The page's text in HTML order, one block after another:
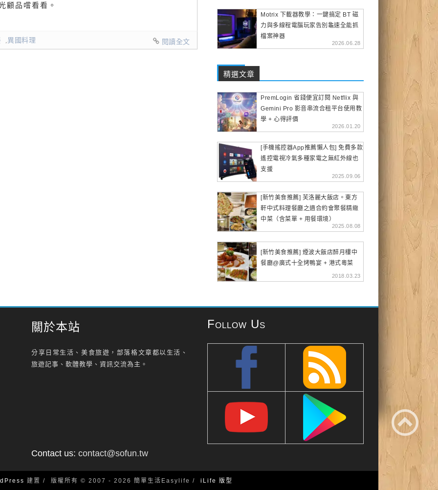
顧品嚐看看。
異國料理 閱讀全文
Motrix 下載器教學：一鍵搞定 BT 磁
力與多線程電腦玩家告別龜速全能抓
檔案神器
2026.06.28
精選文章
PremLogin 省錢便宜訂閱 Netflix 與
Gemini Pro 影音串流合租平台使用教
學 + 心得評價
2026.01.20
[手機搖控器App推薦懶人包] 免費多款
遙控電視冷氣多種家電之無紅外線也
支援
2025.09.06
[新竹美食推薦] 芙洛麗大飯店。東方
軒中式料理餐廳之適合約會聚餐精緻
中菜（含菜單 + 用餐環境）
2025.08.08
[新竹美食推薦] 煙波大飯店醉月樓中
餐廳@廣式十全烤鴨宴 + 港式粵菜
2018.03.23
關於本站
分享日常生活、美食旅遊，部落格文章都以生活、
旅遊記事、軟體教學、資訊交流為主。
Contact us: contact@sofun.tw
Follow Us
建置 版權所有 © 2007 - 2026 簡單生活Easylife iLife 版型